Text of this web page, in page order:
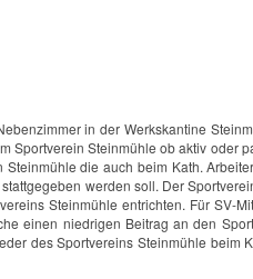
in der Werkskantine
Sportverein Steinmühle ob aktiv oder
die auch beim Kath.
werden soll. Der
Steinmühle entrichten. Für SV-
einen niedrigen Beitrag an den
des Sportvereins Steinmühle beim